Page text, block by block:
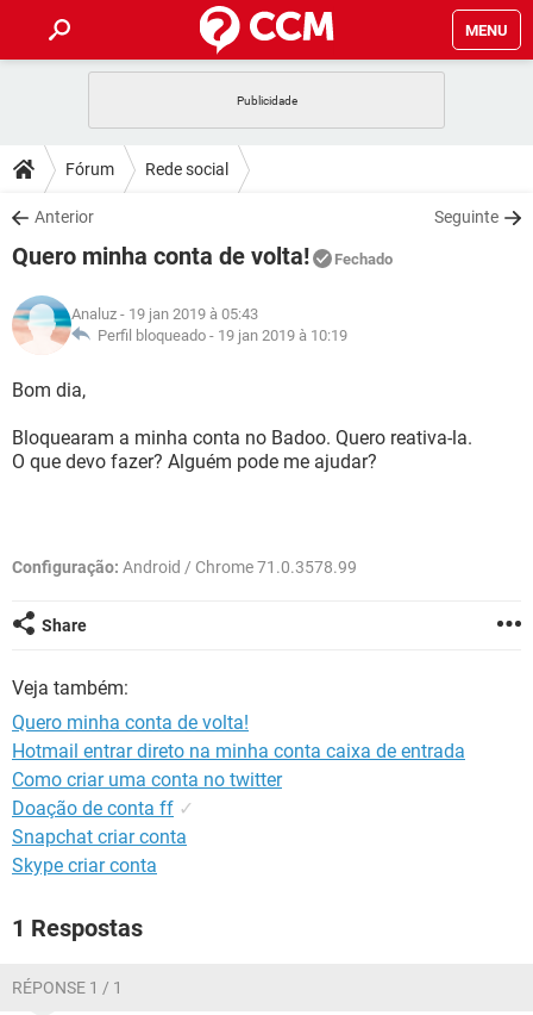
MENU
CELULAR
OUTLOOK
INSTAGRAM GMAIL
GUIA DE COMPRAS
DICAS
JOGOS
INSTAGRAM
DOWNLOADS
JOGOS WHATSAPP
CELULAR
OUTLOOK EXCEL
INSTAGRAM
FÓRUM
JOGOS
OUTLOOK
INSTAGRAM GMAIL
GLOSSÁRIO
JOGOS
OUTLOOK EXCEL
Fórum Rede social
Anterior Seguinte
Quero minha conta de volta! Fechado
Analuz - 19 jan 2019 à 05:43
Perfil bloqueado - 19 jan 2019 à 10:19
Bom dia,
Bloquearam a minha conta no Badoo. Quero reativa-la.
O que devo fazer? Alguém pode me ajudar?
Configuração: Android / Chrome 71.0.3578.99
Share
Veja também:
Quero minha conta de volta!
Hotmail entrar direto na minha conta caixa de entrada
Como criar uma conta no twitter
Doação de conta ff ✓
Snapchat criar conta
Skype criar conta
1 Respostas
RÉPONSE 1 / 1